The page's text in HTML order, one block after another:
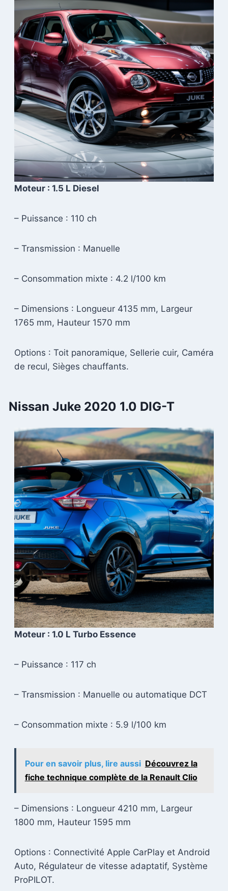
Moteur : 1.5 L Diesel
– Puissance : 110 ch
– Transmission : Manuelle
– Consommation mixte : 4.2 l/100 km
– Dimensions : Longueur 4135 mm, Largeur
1765 mm, Hauteur 1570 mm
Options : Toit panoramique, Sellerie cuir, Caméra
de recul, Sièges chauffants.
Nissan Juke 2020 1.0 DIG-T
Moteur : 1.0 L Turbo Essence
– Puissance : 117 ch
– Transmission : Manuelle ou automatique DCT
– Consommation mixte : 5.9 l/100 km
Pour en savoir plus, lire aussi Découvrez la
fiche technique complète de la Renault Clio
– Dimensions : Longueur 4210 mm, Largeur
1800 mm, Hauteur 1595 mm
Options : Connectivité Apple CarPlay et Android
Auto, Régulateur de vitesse adaptatif, Système
ProPILOT.